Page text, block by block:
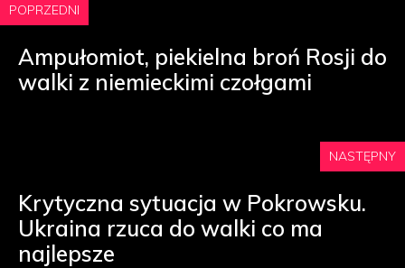
POPRZEDNI
Ampułomiot, piekielna broń Rosji do
walki z niemieckimi czołgami
NASTĘPNY
Krytyczna sytuacja w Pokrowsku.
Ukraina rzuca do walki co ma
najlepsze